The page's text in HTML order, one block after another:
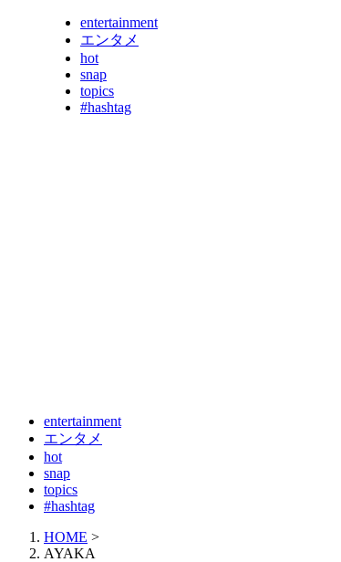
entertainment
エンタメ
hot
snap
topics
#hashtag
entertainment
エンタメ
hot
snap
topics
#hashtag
HOME >
AYAKA